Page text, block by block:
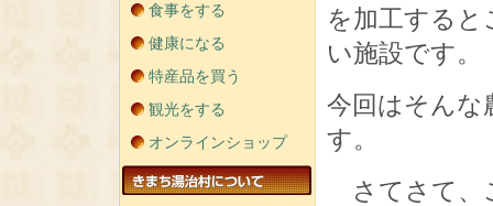
食事をする
健康になる
特産品を買う
観光をする
オンラインショップ
を加工する
い施設です。
今回はそんな
す。
さてさて、